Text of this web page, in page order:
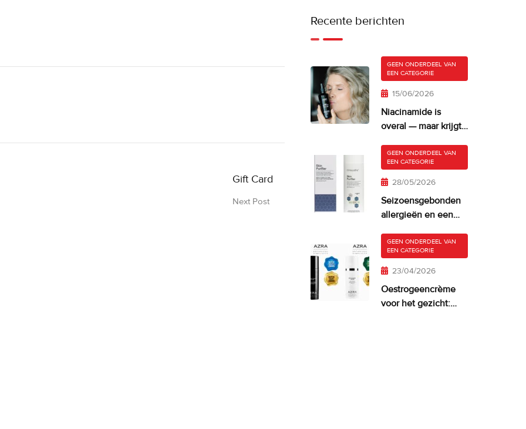
Gift Card
Next Post
Recente berichten
GEEN ONDERDEEL VAN
EEN CATEGORIE
15/06/2026
Niacinamide is
overal — maar krijgt
te veel van?
GEEN ONDERDEEL VAN
EEN CATEGORIE
28/05/2026
Seizoensgebonden
allergieën en een
huid
GEEN ONDERDEEL VAN
EEN CATEGORIE
23/04/2026
Oestrogeencrème
voor het gezicht: